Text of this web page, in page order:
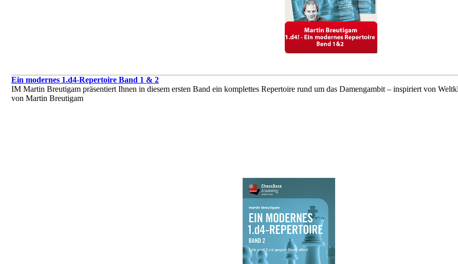
Ein modernes 1.d4-Repertoire Band 1 & 2
IM Martin Breutigam präsentiert Ihnen in diesem ersten Band ein komplettes Repertoire rund um das Damengambit – inspiriert von
von Martin Breutigam